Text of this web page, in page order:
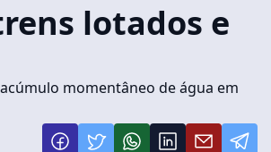
lotados e
momentâneo de água em